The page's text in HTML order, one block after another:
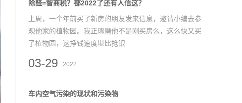
除醛=智商税？都2022了还有人信这？
上周，一个年前买了新房的朋友发来信息，邀请小编去参
观他家的植物园。我正琢磨他不是刚买房么，这么快又买
了植物园，这挣钱速度堪比抢银
03-29 2022
车内空气污染的现状和污染物